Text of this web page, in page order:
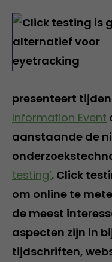
presenteert
Information Event
aanstaande de
testing’. Click
om online te
de meest
aspecten zijn in
tijdschriften,